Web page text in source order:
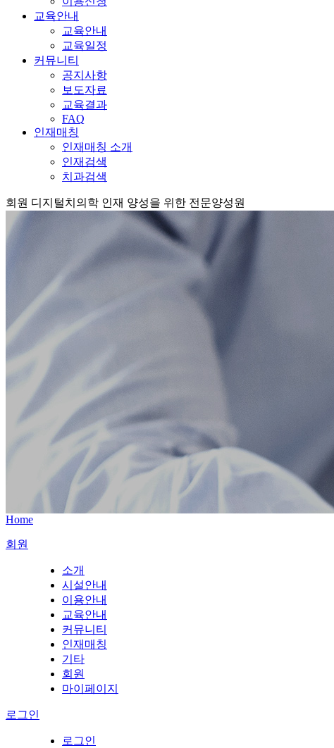
교육안내
교육안내
교육일정
커뮤니티
공지사항
보도자료
교육결과
FAQ
인재매칭
인재매칭 소개
인재검색
치과검색
회원 디지털치의학 인재 양성을 위한 전문양성원
Home
회원
소개
시설안내
이용안내
교육안내
커뮤니티
인재매칭
기타
회원
마이페이지
로그인
로그인